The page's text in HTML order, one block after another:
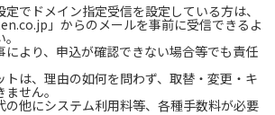
でドメイン指定受信を設定している方は、
」からのメールを事前に受信できるよ
より、申込が確認できない場合等でも責任
は、理由の如何を問わず、取替・変更・キ
せん。
他にシステム利用料等、各種手数料が必要